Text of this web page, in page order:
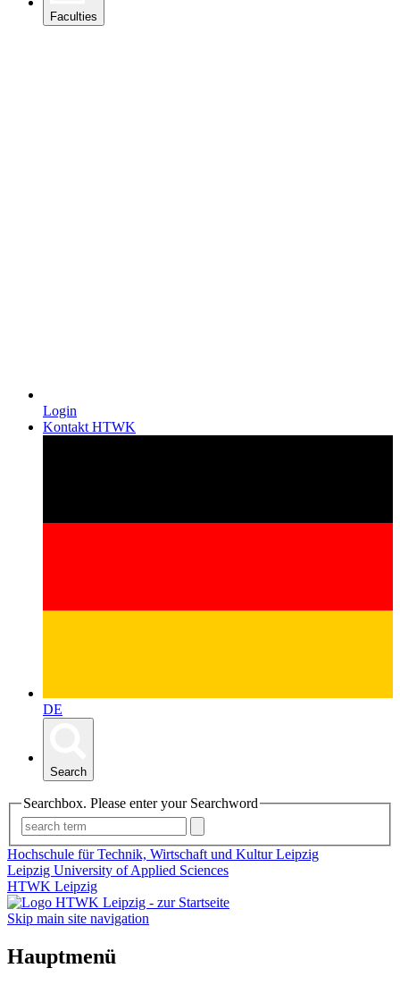
Faculties
Login
Kontakt HTWK
DE
Search
Searchbox. Please enter your Searchword
Hochschule für Technik, Wirtschaft und Kultur Leipzig
Leipzig University of Applied Sciences
HTWK Leipzig
Skip main site navigation
Hauptmenü